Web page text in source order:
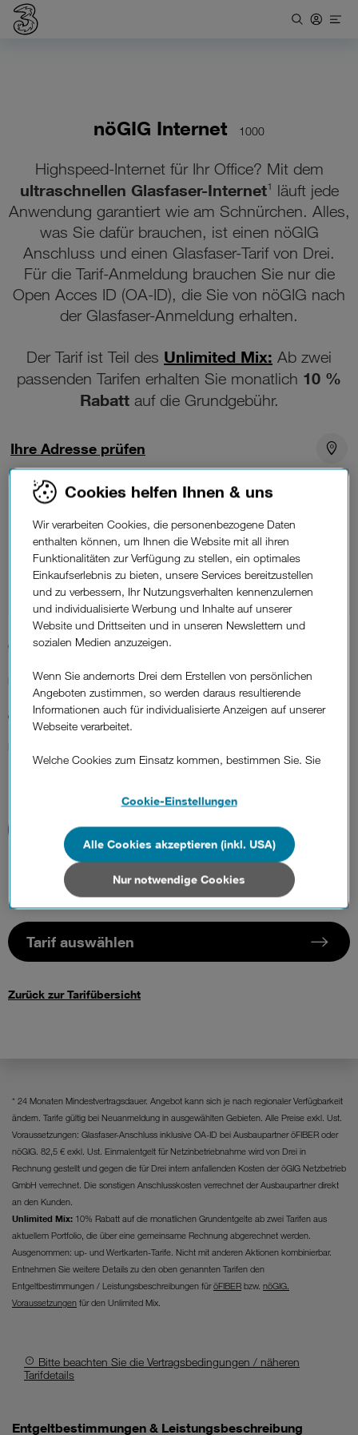
nöGIG Internet 1000
Highspeed-Internet für Ihr Office? Mit dem
ultraschnellen Glasfaser-Internet¹ läuft jede
Anwendung garantiert wie am Schnürchen. Alles,
was Sie dafür brauchen, ist einen nöGIG
Anschluss und einen Glasfaser-Tarif von Drei.
Für die Tarif-Anmeldung brauchen Sie nur die
Open Acces ID (OA-ID), die Sie von nöGIG nach
der Glasfaser-Anmeldung erhalten.
Der Tarif ist Teil des Unlimited Mix: Ab zwei
passenden Tarifen erhalten Sie monatlich 10 %
Rabattauf die Grundgebühr.
Ihre Adresse prüfen
Unlimitiertes Datenvolumen
1000 Mbit/sDownload max.
300 Mbit/s Upload max.
Erhältlich als
Glasfaser
95,75 €*
Monatlich
82,50 €
Tarif auswählen
Zurück zur Tarifübersicht
* 24 Monaten Mindestvertragsdauer. Angebot kann sich je nach regionaler Verfügbarkeit
ändern. Tarife gültig bei Neuanmeldung in ausgewählten Gebieten. Alle Preise exkl. Ust.
Voraussetzungen: Glasfaser-Anschluss inklusive OA-ID bei Ausbaupartner öFIBER oder
nöGIG. 82,5 € exkl. Ust. Einmalentgelt für Netzinbetriebnahme wird von Drei in
Rechnung gestellt und gegen die für Drei intern anfallenden Kosten der öGIG Netzbetrieb
GmbH verrechnet. Die sonstigen Anschlusskosten verrechnet der Ausbaupartner direkt
an den Kunden.
Unlimited Mix: 10% Rabatt auf die monatlichen Grundentgelte ab zwei Tarifen aus
aktuellem Portfolio, die über eine gemeinsame Rechnung abgerechnet werden.
Ausgenommen: up- und Wertkarten-Tarife. Nicht mit anderen Aktionen kombinierbar.
Entnehmen Sie weitere Details zu den oben genannten Tarifen den
Entgeltbestimmungen / Leistungsbeschreibungen füröFIBER bzw. nöGIG.
Voraussetzungen für den Unlimited Mix.
Bitte beachten Sie die Vertragsbedingungen / näheren
Tarifdetails
Entgeltbestimmungen & Leistungsbeschreibung
Cookies helfen Ihnen & uns
Wir verarbeiten Cookies, die personenbezogene Daten
enthalten können, um Ihnen die Website mit all ihren
Funktionalitäten zur Verfügung zu stellen, ein optimales
Einkaufserlebnis zu bieten, unsere Services bereitzustellen
und zu verbessern, Ihr Nutzungsverhalten kennenzulernen
und individualisierte Werbung und Inhalte auf unserer
Website und Drittseiten und in unseren Newslettern und
sozialen Medien anzuzeigen.
Wenn Sie andernorts Drei dem Erstellen von persönlichen
Angeboten zustimmen, so werden daraus resultierende
Informationen auch für individualisierte Anzeigen auf unserer
Webseite verarbeitet.
Welche Cookies zum Einsatz kommen, bestimmen Sie. Sie
Details und alle Optionen finden Sie unter „Cookie-
Wenn Sie allen Cookies zustimmen, werden auch Cookies
von Drittanbietern verarbeitet, die Ihre Daten in Ländern
außerhalb der europäischen Union (z.B. in den USA)
verarbeiten. Sie unterliegen keinem EU-konformen
Datenschutzniveau und es stehen keine wirksamen
Cookies von Unternehmen in Drittstaaten, die ein ähnliches
(z.B. Data Privacy Framework), werden wie europäische
Cookie-Einstellungen
Nur notwendige Cookies
Alle Cookies akzeptieren (inkl. USA)